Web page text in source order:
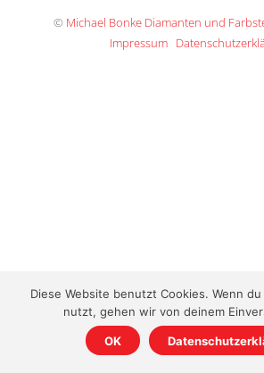
© Michael Bonke Diamanten und
Impressum
Diese Website benutzt Cookies. Wenn
nutzt, gehen wir von deinem
OK